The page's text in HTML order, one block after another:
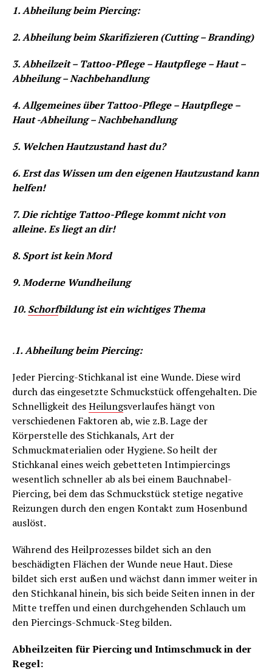
1. Abheilung beim Piercing:
2. Abheilung beim Skarifizieren (Cutting – Branding)
3. Abheilzeit – Tattoo-Pflege – Hautpflege – Haut –
Abheilung – Nachbehandlung
4. Allgemeines über Tattoo-Pflege – Hautpflege –
Haut -Abheilung – Nachbehandlung
5. Welchen Hautzustand hast du?
6. Erst das Wissen um den eigenen Hautzustand kann
helfen!
7. Die richtige Tattoo-Pflege kommt nicht von
alleine. Es liegt an dir!
8. Sport ist kein Mord
9. Moderne Wundheilung
10. Schorfbildung ist ein wichtiges Thema
.1. Abheilung beim Piercing:
Jeder Piercing-Stichkanal ist eine Wunde. Diese wird
durch das eingesetzte Schmuckstück offengehalten. Die
Schnelligkeit desHeilungsverlaufes hängt von
verschiedenen Faktoren ab, wie z.B. Lage der
Körperstelle des Stichkanals, Art der
Schmuckmaterialien oder Hygiene. So heilt der
Stichkanal eines weich gebetteten Intimpiercings
wesentlich schneller ab als bei einem Bauchnabel-
Piercing, bei dem das Schmuckstück stetige negative
Reizungen durch den engen Kontakt zum Hosenbund
auslöst.
Während des Heilprozesses bildet sich an den
beschädigten Flächen der Wunde neue Haut. Diese
bildet sich erst außen und wächst dann immer weiter in
den Stichkanal hinein, bis sich beide Seiten innen in der
Mitte treffen und einen durchgehenden Schlauch um
den Piercings-Schmuck-Steg bilden.
Abheilzeiten für Piercing und Intimschmuck in der
Regel: